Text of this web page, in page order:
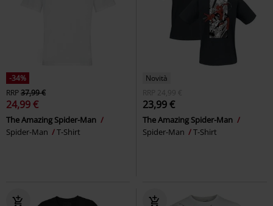
-34%
RRP37,99 €
24,99 €
The Amazing Spider-Man
Spider-Man
T-Shirt
Novità
RRP
24,99 €
23,99 €
The Amazing Spider-Man
Spider-Man
T-Shirt